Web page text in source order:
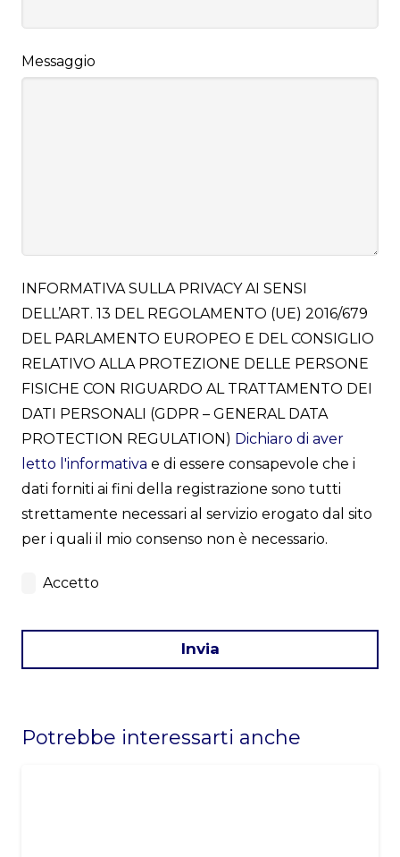
Messaggio
INFORMATIVA SULLA PRIVACY AI SENSI
DELL’ART. 13 DEL REGOLAMENTO (UE) 2016/679
DEL PARLAMENTO EUROPEO E DEL CONSIGLIO
RELATIVO ALLA PROTEZIONE DELLE PERSONE
FISICHE CON RIGUARDO AL TRATTAMENTO DEI
DATI PERSONALI (GDPR – GENERAL DATA
PROTECTION REGULATION) Dichiaro di aver
letto l'informativa e di essere consapevole che i
dati forniti ai fini della registrazione sono tutti
strettamente necessari al servizio erogato dal sito
per i quali il mio consenso non è necessario.
Accetto
Invia
should
Potrebbe interessarti anche